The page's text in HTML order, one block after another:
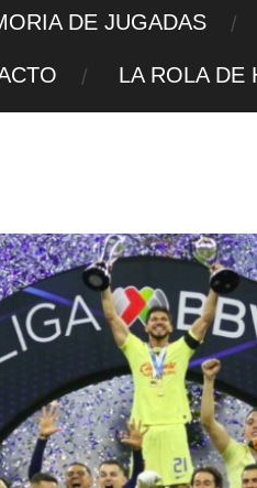
DE JUGADAS
LA ROLA DE